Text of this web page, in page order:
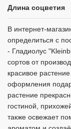
Длина соцветия
В интернет-
определиться с
- Гладиолус
сортов от
красивое
оформления
растение
гостиной,
также освежает